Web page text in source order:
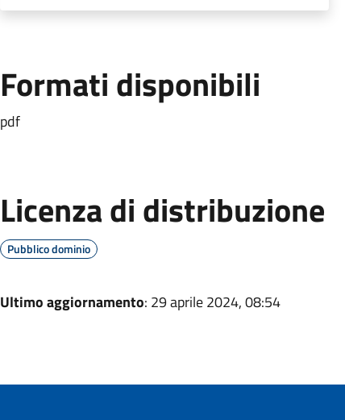
Formati disponibili
pdf
Licenza di distribuzione
Pubblico dominio
Ultimo aggiornamento: 29 aprile 2024, 08:54